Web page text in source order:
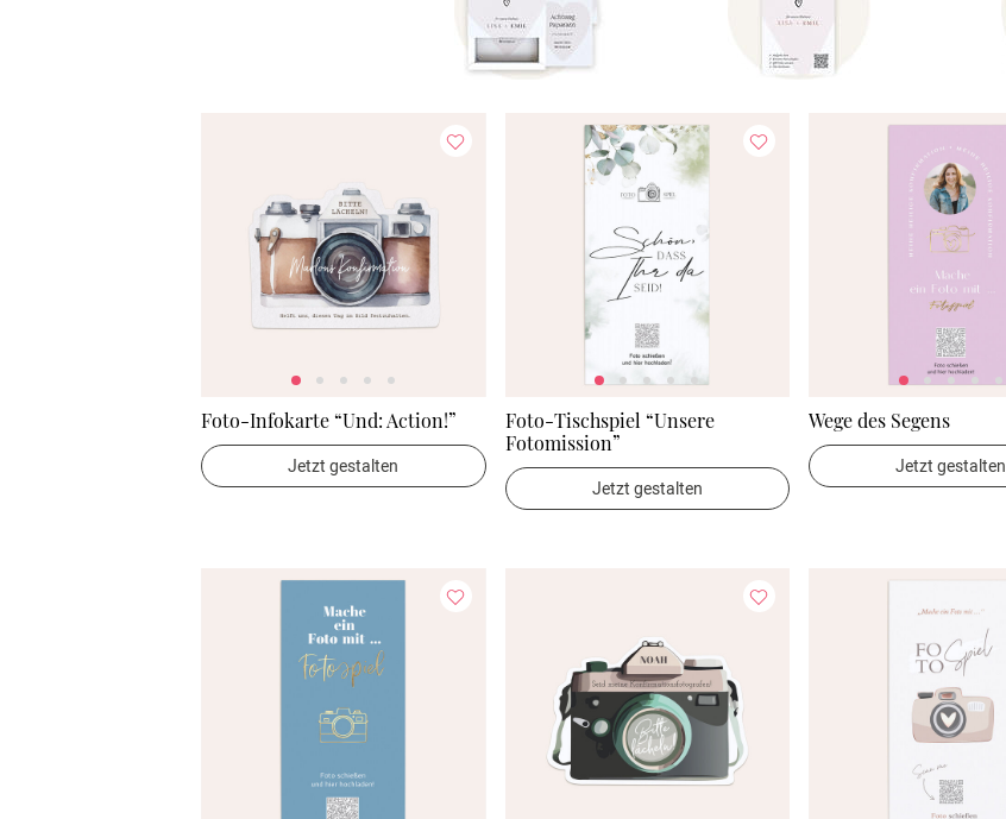
Foto-Infokarte “Und: Action!”
Jetzt gestalten
Foto-Tischspiel “Unsere
Fotomission”
Jetzt gestalten
Wege des Segens
Jetzt gestalten